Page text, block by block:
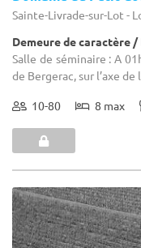
Sainte-Livrade-sur-Lot -
Demeure de caractère /
Salle de séminaire : A
de Bergerac, sur l’axe de
10-80 8 max